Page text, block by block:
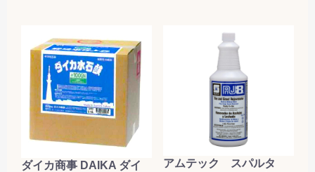
ダイカ商事 DAIKA ダイ
アムテック スパルタ